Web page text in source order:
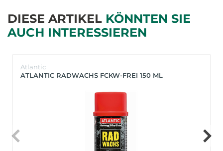
DIESE ARTIKEL KÖNNTEN SIE
AUCH INTERESSIEREN
Atlantic
ATLANTIC RADWACHS FCKW-FREI 150 ML